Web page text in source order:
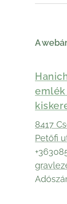
A
8417
Petőfi